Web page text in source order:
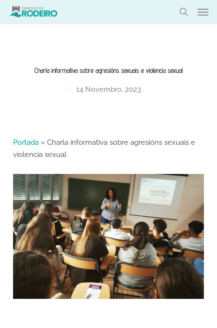
Skip
Charla informativa sobre agresións sexuais e violencia sexual
14 Novembro, 2023
Portada» Charla informativa sobre agresións sexuais e
violencia sexual